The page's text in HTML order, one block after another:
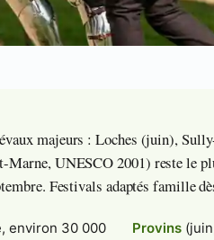
majeurs : Loches (juin),
UNESCO 2001) reste le
Festivals adaptés famille
environ 30 000
Provins